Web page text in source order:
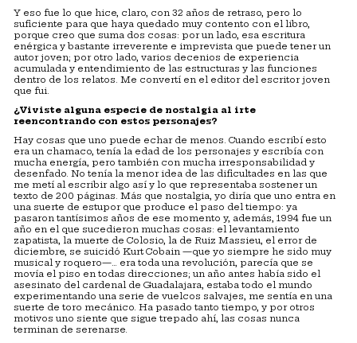
Y eso fue lo que hice, claro, con 32 años de retraso, pero lo
suficiente para que haya quedado muy contento con el libro,
porque creo que suma dos cosas: por un lado, esa escritura
enérgica y bastante irreverente e imprevista que puede tener un
autor joven; por otro lado, varios decenios de experiencia
acumulada y entendimiento de las estructuras y las funciones
dentro de los relatos. Me convertí en el editor del escritor joven
que fui.
¿Viviste alguna especie de nostalgia al irte
reencontrando con estos personajes?
Hay cosas que uno puede echar de menos. Cuando escribí esto
era un chamaco, tenía la edad de los personajes y escribía con
mucha energía, pero también con mucha irresponsabilidad y
desenfado. No tenía la menor idea de las dificultades en las que
me metí al escribir algo así y lo que representaba sostener un
texto de 200 páginas. Más que nostalgia, yo diría que uno entra en
una suerte de estupor que produce el paso del tiempo: ya
pasaron tantísimos años de ese momento y, además, 1994 fue un
año en el que sucedieron muchas cosas: el levantamiento
zapatista, la muerte de Colosio, la de Ruiz Massieu, el error de
diciembre, se suicidó Kurt Cobain —que yo siempre he sido muy
musical y roquero—… era toda una revolución, parecía que se
movía el piso en todas direcciones; un año antes había sido el
asesinato del cardenal de Guadalajara, estaba todo el mundo
experimentando una serie de vuelcos salvajes, me sentía en una
suerte de toro mecánico. Ha pasado tanto tiempo, y por otros
motivos uno siente que sigue trepado ahí, las cosas nunca
terminan de serenarse.